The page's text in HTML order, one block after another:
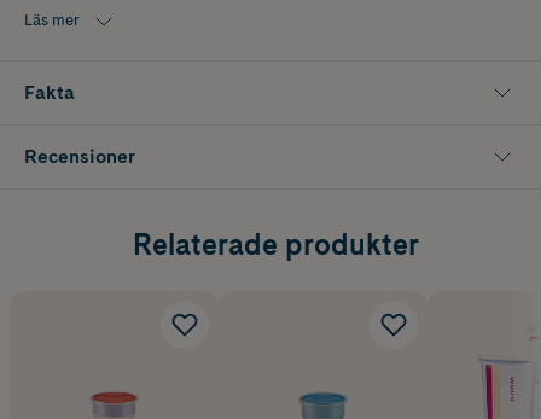
Tillverkad av högkvalitativ PP material som är BPA-fritt
Läs mer
Fakta
Recensioner
Relaterade produkter